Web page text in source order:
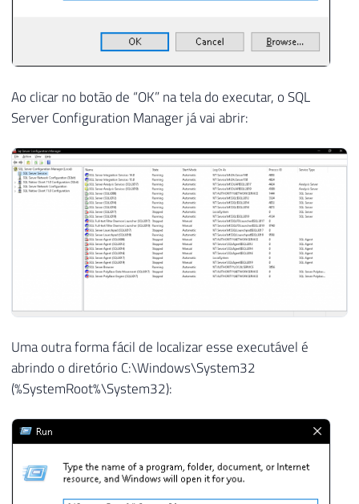
Ao clicar no botão de “OK” na tela do executar, o SQL
Server Configuration Manager já vai abrir:
Uma outra forma fácil de localizar esse executável é
abrindo o diretório C:\Windows\System32
(%SystemRoot%\System32):